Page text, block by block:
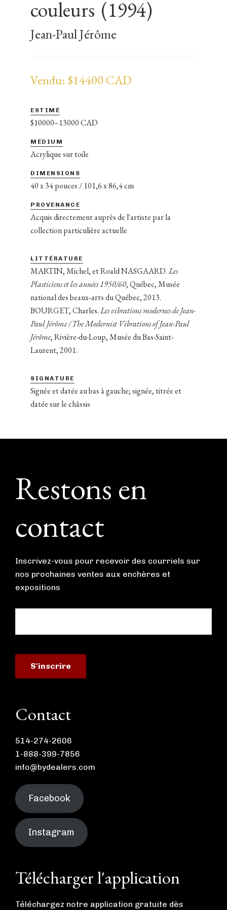
couleurs (1994)
Jean-Paul Jérôme
Vendu: $14400 CAD
ESTIMÉ
$10000–13000 CAD
MÉDIUM
Acrylique sur toile
DIMENSIONS
40 x 34 pouces / 101,6 x 86,4 cm
PROVENANCE
Acquis directement auprès de l'artiste par la
collection particulière actuelle
LITTÉRATURE
MARTIN, Michel, et Roald NASGAARD.Les
Plasticiens et les années 1950/60, Québec, Musée
national des beaux‑arts du Québec, 2013.
BOURGET, Charles.Les vibrations modernes de Jean-
Paul Jérôme / The Modernist Vibrations of Jean-Paul
Jérôme, Rivière-du-Loup, Musée du Bas-Saint-
Laurent, 2001.
SIGNATURE
Signée et datée au bas à gauche; signée, titrée et
datée sur le châssis
Footer
Restons en
contact
Inscrivez-vous pour recevoir des courriels sur
nos prochaines ventes aux enchères et
expositions
Contact
514-274-2606
1-888-399-7856
info@bydealers.com
Facebook
Instagram
Télécharger l'application
Téléchargez notre application gratuite dès